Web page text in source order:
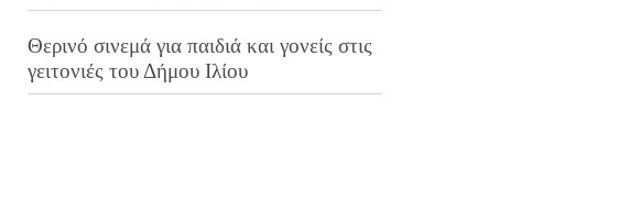
Θερινό σινεμά για παιδιά και γονείς στις
γειτονιές του Δήμου Ιλίου